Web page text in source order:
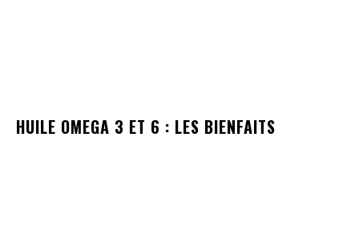
HUILE OMEGA 3 ET 6 : LES BIENFAITS